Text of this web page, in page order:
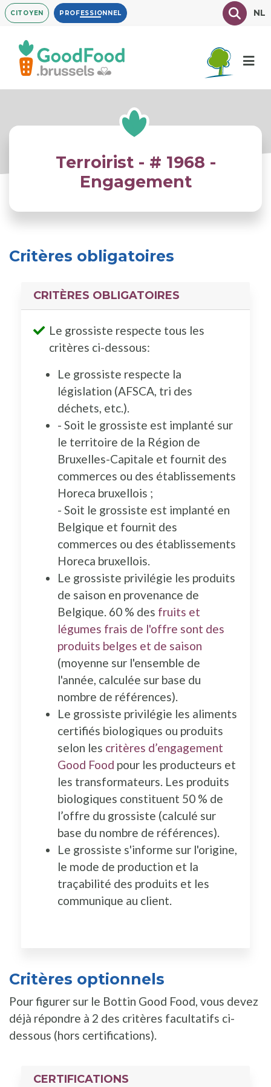
Aller
au
contenu
principal
CITOYEN PROFESSIONNEL TexteNL
Terroirist - # 1968 -
Engagement
Critères obligatoires
CRITÈRES OBLIGATOIRES
Le grossiste respecte tous les
critères ci-dessous:
Le grossiste respecte la
législation (AFSCA, tri des
déchets, etc.).
- Soit le grossiste est implanté sur
le territoire de la Région de
Bruxelles-Capitale et fournit des
commerces ou des établissements
Horeca bruxellois ;
- Soit le grossiste est implanté en
Belgique et fournit des
commerces ou des établissements
Horeca bruxellois.
Le grossiste privilégie les produits
de saison en provenance de
Belgique. 60 % des fruits et
légumes frais de l'offre sont des
produits belges et de saison
(moyenne sur l'ensemble de
l'année, calculée sur base du
nombre de références).
Le grossiste privilégie les aliments
certifiés biologiques ou produits
selon les critères d’engagement
Good Food pour les producteurs et
les transformateurs. Les produits
biologiques constituent 50 % de
l’offre du grossiste (calculé sur
base du nombre de références).
Le grossiste s'informe sur l'origine,
le mode de production et la
traçabilité des produits et les
communique au client.
Critères optionnels
Pour figurer sur le Bottin Good Food, vous devez
déjà répondre à 2 des critères facultatifs ci-
dessous (hors certifications).
CERTIFICATIONS